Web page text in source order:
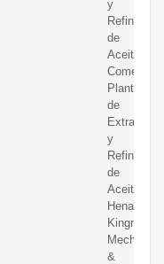
y
Refinación
de
Aceite
Plantas
de
Extracción
y
Refinación
de
Aceites.
Henan
Kingman
&